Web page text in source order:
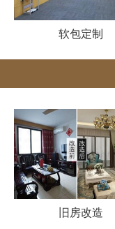
软包定制
旧房改造